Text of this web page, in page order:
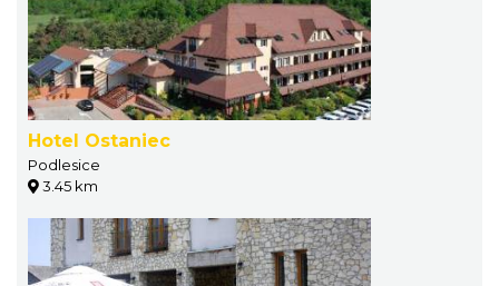
Hotel Ostaniec
Podlesice
3.45 km